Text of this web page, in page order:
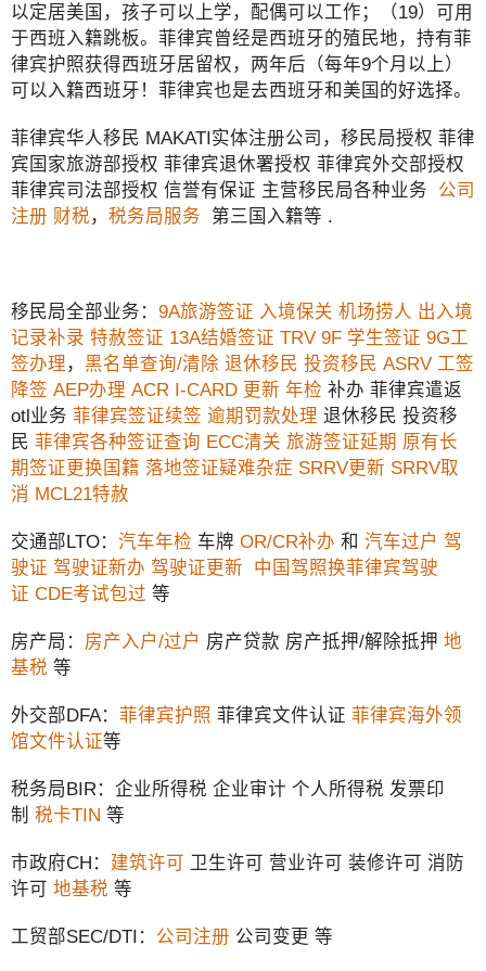
以定居美国，孩子可以上学，配偶可以工作；（19）可用
于西班入籍跳板。菲律宾曾经是西班牙的殖民地，持有菲
律宾护照获得西班牙居留权，两年后（每年9个月以上）
可以入籍西班牙！菲律宾也是去西班牙和美国的好选择。
菲律宾华人移民 MAKATI实体注册公司，移民局授权 菲律
宾国家旅游部授权 菲律宾退休署授权 菲律宾外交部授权
菲律宾司法部授权 信誉有保证 主营移民局各种业务 公司
注册 财税 ， 税务局服务 第三国入籍等 .
移民局全部业务： 9A旅游签证 入境保关 机场捞人 出入境
记录补录 特赦签证 13A结婚签证 TRV 9F 学生签证 9G工
签办理 ， 黑名单查询/清除 退休移民 投资移民 ASRV 工签
降签 AEP办理 ACR I-CARD 更新 年检 补办 菲律宾遣返
otl业务 菲律宾签证续签 逾期罚款处理 退休移民 投资移
民 菲律宾各种签证查询 ECC清关 旅游签证延期 原有长
期签证更换国籍 落地签证疑难杂症 SRRV更新 SRRV取
消 MCL21特赦
交通部LTO： 汽车年检 车牌 OR/CR补办 和 汽车过户 驾
驶证 驾驶证新办 驾驶证更新
中国驾照换菲律宾驾驶
证 CDE考试包过 等
房产局： 房产入户/过户 房产贷款 房产抵押/解除抵押 地
基税 等
外交部DFA： 菲律宾护照 菲律宾文件认证 菲律宾海外领
馆文件认证等
税务局BIR：企业所得税 企业审计 个人所得税 发票印
制 税卡TIN 等
市政府CH： 建筑许可
卫生许可 营业许可 装修许可 消防
许可 地基税 等
工贸部SEC/DTI： 公司注册 公司变更 等